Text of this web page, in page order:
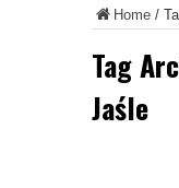
Home /
Tag
Jaśle